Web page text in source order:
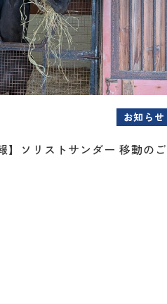
お知らせ
】ソリストサンダー 移動のご